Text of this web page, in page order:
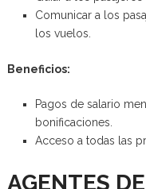
Comunicar a los
los vuelos.
Beneficios:
Pagos de salario
bonificaciones.
Acceso a todas las
AGENTES